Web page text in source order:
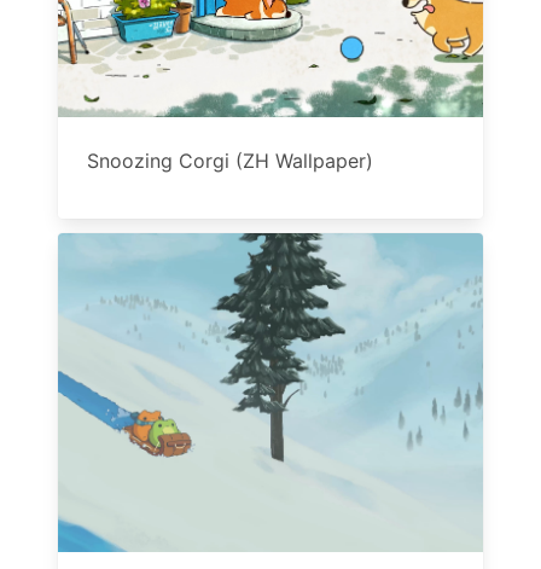
Snoozing Corgi (ZH Wallpaper)